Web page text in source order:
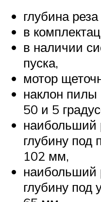
глубина
в
в наличии
пуска,
мотор
наклон пилы
50 и 5
наибольший
глубину под
102 мм,
наибольший
глубину под